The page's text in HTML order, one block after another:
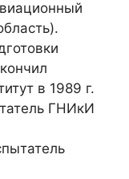
в 1989 г.
ГНИкИ